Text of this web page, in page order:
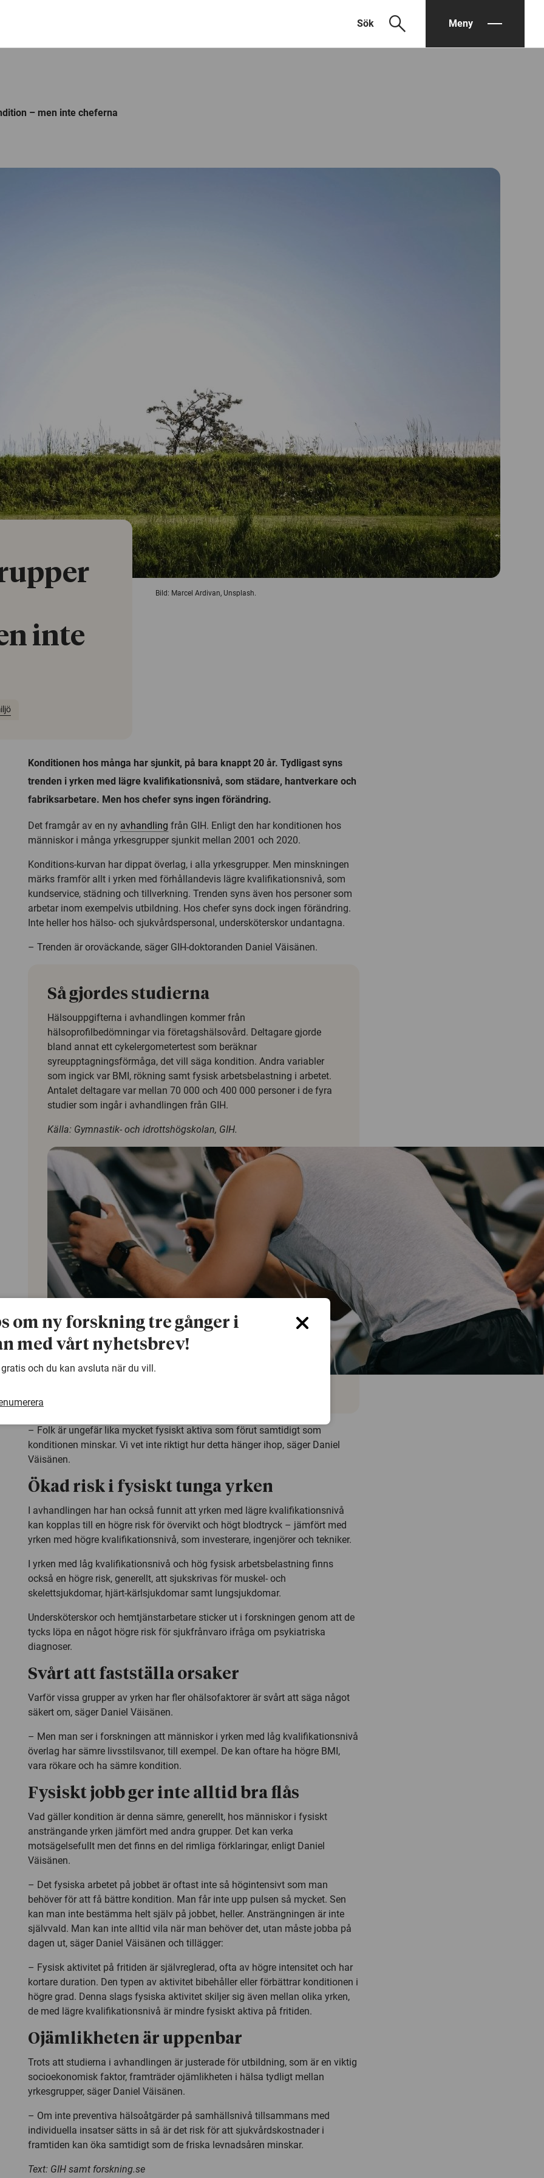
Sök search Meny
– men inte cheferna
Bild: Marcel Ardivan, Unsplash.
inte
Konditionen hos många har sjunkit, på bara knappt 20 år. Tydligast syns
trenden i yrken med lägre kvalifikationsnivå, som städare, hantverkare och
fabriksarbetare. Men hos chefer syns ingen förändring.
Det framgår av en ny avhandling från GIH. Enligt den har konditionen hos
människor i många yrkesgrupper sjunkit mellan 2001 och 2020.
Konditions-kurvan har dippat överlag, i alla yrkesgrupper. Men minskningen
märks framför allt i yrken med förhållandevis lägre kvalifikationsnivå, som
kundservice, städning och tillverkning. Trenden syns även hos personer som
arbetar inom exempelvis utbildning. Hos chefer syns dock ingen förändring.
Inte heller hos hälso- och sjukvårdspersonal, undersköterskor undantagna.
– Trenden är oroväckande, säger GIH-doktoranden Daniel Väisänen.
Så gjordes studierna
Hälsouppgifterna i avhandlingen kommer från
hälsoprofilbedömningar via företagshälsovård. Deltagare gjorde
bland annat ett cykelergometertest som beräknar
syreupptagningsförmåga, det vill säga kondition. Andra variabler
som ingick var BMI, rökning samt fysisk arbetsbelastning i arbetet.
Antalet deltagare var mellan 70 000 och 400 000 personer i de fyra
studier som ingår i avhandlingen från GIH.
Källa: Gymnastik- och idrottshögskolan, GIH.
– Folk är ungefär lika mycket fysiskt aktiva som förut samtidigt som
konditionen minskar. Vi vet inte riktigt hur detta hänger ihop, säger Daniel
Väisänen.
Ökad risk i fysiskt tunga yrken
I avhandlingen har han också funnit att yrken med lägre kvalifikationsnivå
kan kopplas till en högre risk för övervikt och högt blodtryck – jämfört med
yrken med högre kvalifikationsnivå, som investerare, ingenjörer och tekniker.
I yrken med låg kvalifikationsnivå och hög fysisk arbetsbelastning finns
också en högre risk, generellt, att sjukskrivas för muskel- och
skelettsjukdomar, hjärt-kärlsjukdomar samt lungsjukdomar.
Undersköterskor och hemtjänstarbetare sticker ut i forskningen genom att de
tycks löpa en något högre risk för sjukfrånvaro ifråga om psykiatriska
diagnoser.
Svårt att fastställa orsaker
Varför vissa grupper av yrken har fler ohälsofaktorer är svårt att säga något
säkert om, säger Daniel Väisänen.
– Men man ser i forskningen att människor i yrken med låg kvalifikationsnivå
överlag har sämre livsstilsvanor, till exempel. De kan oftare ha högre BMI,
vara rökare och ha sämre kondition.
Fysiskt jobb ger inte alltid bra flås
Vad gäller kondition är denna sämre, generellt, hos människor i fysiskt
ansträngande yrken jämfört med andra grupper. Det kan verka
motsägelsefullt men det finns en del rimliga förklaringar, enligt Daniel
Väisänen.
– Det fysiska arbetet på jobbet är oftast inte så högintensivt som man
behöver för att få bättre kondition. Man får inte upp pulsen så mycket. Sen
kan man inte bestämma helt själv på jobbet, heller. Ansträngningen är inte
självvald. Man kan inte alltid vila när man behöver det, utan måste jobba på
dagen ut, säger Daniel Väisänen och tillägger:
– Fysisk aktivitet på fritiden är självreglerad, ofta av högre intensitet och har
kortare duration. Den typen av aktivitet bibehåller eller förbättrar konditionen i
högre grad. Denna slags fysiska aktivitet skiljer sig även mellan olika yrken,
de med lägre kvalifikationsnivå är mindre fysiskt aktiva på fritiden.
Ojämlikheten är uppenbar
Trots att studierna i avhandlingen är justerade för utbildning, som är en viktig
socioekonomisk faktor, framträder ojämlikheten i hälsa tydligt mellan
yrkesgrupper, säger Daniel Väisänen.
– Om inte preventiva hälsoåtgärder på samhällsnivå tillsammans med
individuella insatser sätts in så är det risk för att sjukvårdskostnader i
framtiden kan öka samtidigt som de friska levnadsåren minskar.
Text: GIH samt forskning.se
om ny forskning tre gånger i
med vårt nyhetsbrev!
gratis och du kan avsluta när du vill.